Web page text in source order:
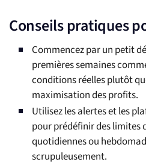
Conseils pratiques
Commencez par un petit
premières semaines
conditions réelles plutôt
maximisation des profits.
Utilisez les alertes et les
pour prédéfinir des limites
quotidiennes ou
scrupuleusement.